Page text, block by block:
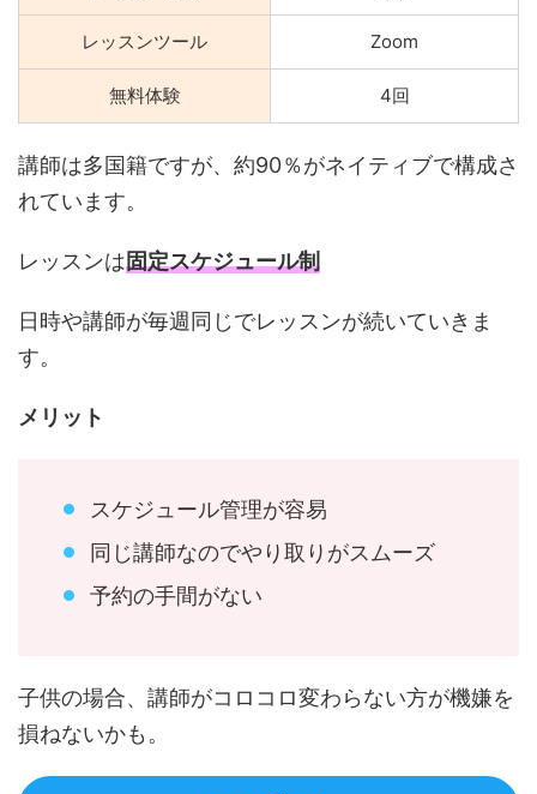
レッスンツール Zoom
無料体験 4回
講師は多国籍ですが、約90％がネイティブで構成さ
れています。
レッスンは固定スケジュール制
日時や講師が毎週同じでレッスンが続いていきま
す。
メリット
スケジュール管理が容易
同じ講師なのでやり取りがスムーズ
予約の手間がない
子供の場合、講師がコロコロ変わらない方が機嫌を
損ねないかも。